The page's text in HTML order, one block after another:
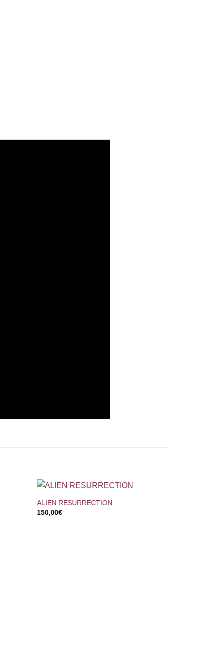
+
ALIEN RESURRECTION
150,00€